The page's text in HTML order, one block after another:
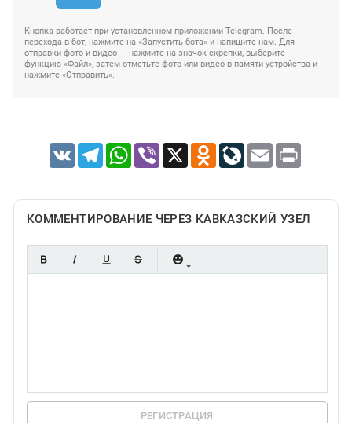
Кнопка работает при установленном приложении Telegram. После
перехода в бот, нажмите на «Запустить бота» и напишите нам. Для
отправки фото и видео — нажмите на значок скрепки, выберите
функцию «Файл», затем отметьте фото или видео в памяти устройства и
нажмите «Отправить».
VK TelegramWhatsApp
Viber X Odnoklassniki
LiveJournal
Email Print
КОММЕНТИРОВАНИЕ ЧЕРЕЗ КАВКАЗСКИЙ УЗЕЛ
РЕГИСТРАЦИЯ